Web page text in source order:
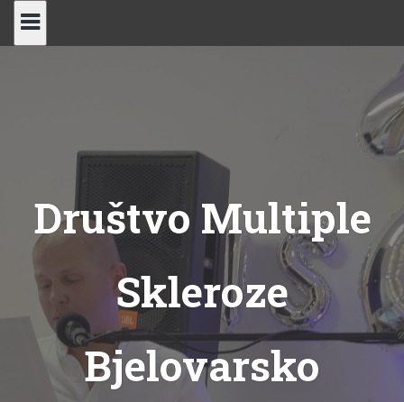
Skip
Društvo Multiple
Skleroze
Bjelovarsko